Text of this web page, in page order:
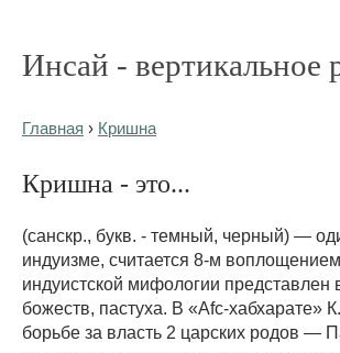
Инсай - вертикальное
Главная › Кришна
Кришна - это...
(санскр., букв. - темный, черный) —
индуизме, считается 8-м
индуистской мифологии представлен
божеств, пастуха. В «Afc-хабхарате»
борьбе за власть 2 царских родов —